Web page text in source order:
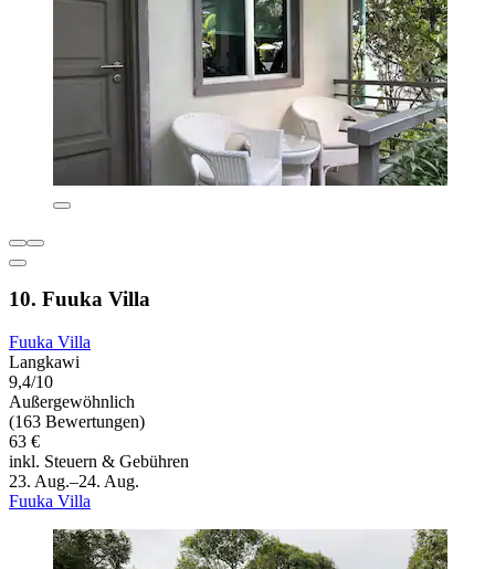
10. Fuuka Villa
Fuuka Villa
Langkawi
9,4/10
Außergewöhnlich
(163 Bewertungen)
63 €
inkl. Steuern & Gebühren
23. Aug.–24. Aug.
Fuuka Villa